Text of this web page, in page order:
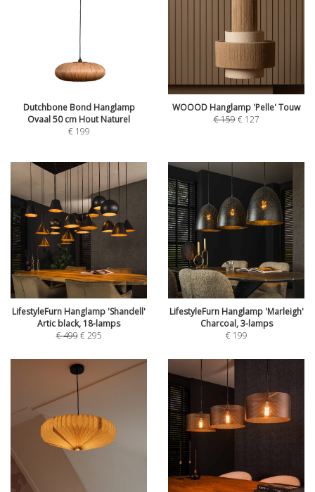
Dutchbone Bond Hanglamp
Ovaal 50 cm Hout Naturel
€ 199
WOOOD Hanglamp 'Pelle' Touw
€159 € 127
LifestyleFurn Hanglamp 'Shandell'
Artic black, 18-lamps
€499 €295
LifestyleFurn Hanglamp 'Marleigh'
Charcoal, 3-lamps
€ 199